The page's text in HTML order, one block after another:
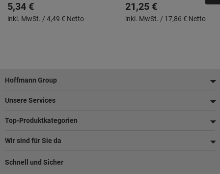
5,34 €
inkl. MwSt. / 4,49 € Netto
21,25 €
inkl. MwSt. / 17,86 € Netto
Fußzeile
Hoffmann Group
Unsere Services
Top-Produktkategorien
Wir sind für Sie da
Schnell und Sicher